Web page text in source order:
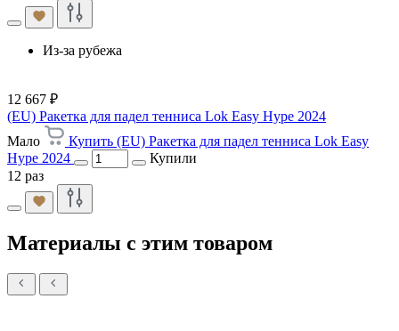
Из-за рубежа
12 667 ₽
(EU) Ракетка для падел тенниса Lok Easy Hype 2024
Мало
Купить (EU) Ракетка для падел тенниса Lok Easy
Hype 2024
Купили
12 раз
Материалы с этим товаром